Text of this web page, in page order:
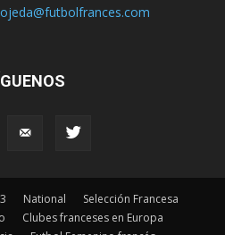
National
Selección Francesa
Clubes franceses en Europa